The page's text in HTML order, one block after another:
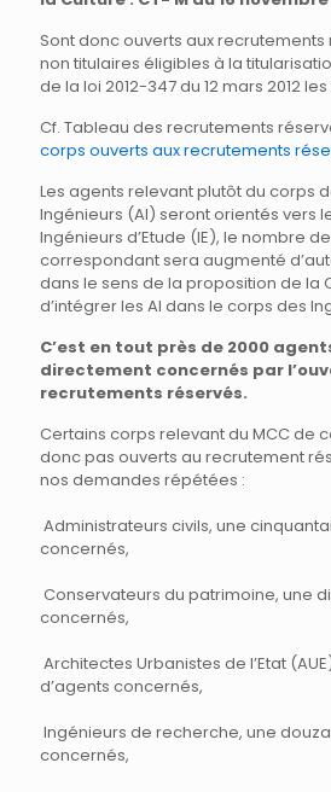
Sont donc ouverts aux
non titulaires éligibles à la
de la loi 2012-347 du 12 mars 2012
Cf. Tableau des recrutements
corps ouverts aux recrutements
Les agents relevant plutôt du corps
Ingénieurs (AI) seront orientés vers
Ingénieurs d’Etude (IE), le nombre
correspondant sera augmenté
dans le sens de la proposition de la
d’intégrer les AI dans le corps des
C’est en tout près de 2000
directement concernés par
recrutements réservés.
Certains corps relevant du MCC de
donc pas ouverts au recrutement
nos demandes répétées :
Administrateurs civils, une
concernés,
Conservateurs du patrimoine, une
concernés,
Architectes Urbanistes de l’Etat
d’agents concernés,
Ingénieurs de recherche, une
concernés,